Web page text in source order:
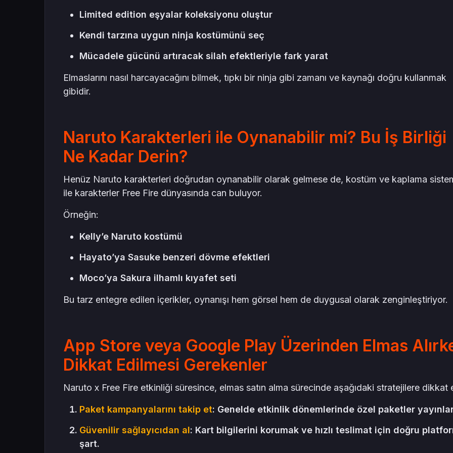
Limited edition eşyalar koleksiyonu oluştur
Kendi tarzına uygun ninja kostümünü seç
Mücadele gücünü artıracak silah efektleriyle fark yarat
Elmaslarını nasıl harcayacağını bilmek, tıpkı bir ninja gibi zamanı ve kaynağı doğru kullanmak
gibidir.
Naruto Karakterleri ile Oynanabilir mi? Bu İş Birliği
Ne Kadar Derin?
Henüz Naruto karakterleri doğrudan oynanabilir olarak gelmese de, kostüm ve kaplama
ile karakterler Free Fire dünyasında can buluyor.
Örneğin:
Kelly’e Naruto kostümü
Hayato’ya Sasuke benzeri dövme efektleri
Moco’ya Sakura ilhamlı kıyafet seti
Bu tarz entegre edilen içerikler, oynanışı hem görsel hem de duygusal olarak zenginleştiriyor.
App Store veya Google Play Üzerinden Elmas
Dikkat Edilmesi Gerekenler
Naruto x Free Fire etkinliği süresince, elmas satın alma sürecinde aşağıdaki stratejilere dikkat
Paket kampanyalarını takip et: Genelde etkinlik dönemlerinde özel paketler
Güvenilir sağlayıcıdan al: Kart bilgilerini korumak ve hızlı teslimat için doğru
şart.